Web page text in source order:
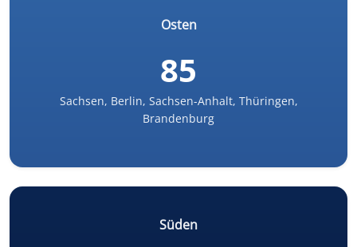
Osten
85
Sachsen, Berlin, Sachsen-Anhalt, Thüringen,
Brandenburg
Süden